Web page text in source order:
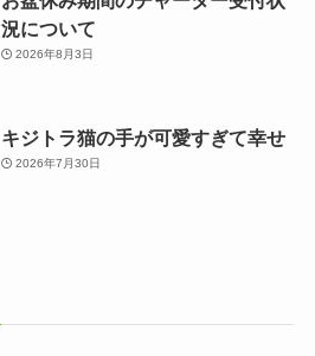
況について
2026年8月3日
キジトラ猫の手が可愛すぎて幸せ
2026年7月30日